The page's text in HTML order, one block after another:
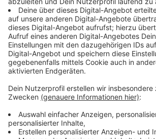
1.) Mit der Teilnahme am „Ars
Gewinnspiel erklärt sich der
Teilnahmebedingungen
2.) Teilnahmeberechtigt sind
Personen, die das 16. Lebensjahr
3.) Die Life Radio GmbH & Co.KG